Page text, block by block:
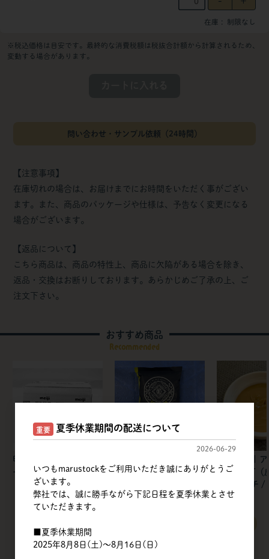
在庫 制限なし
※税込価格は目安です。最終的な消費税額は税抜合計額から計算されるため、
変動する場合があります。
問い合わせ・サンプル依頼（24時間）
【注意事項】
在庫切れの場合は、お届けまでにお時間をいただく事がござい
ます。また、商品のパッケージや仕様は、予告なく変更になる
場合がございます。
【返品について】
こちら商品は、商品の特性上、商品に欠陥がある場合を除き、
返品・交換はお断りしております。あらかじめご了承の上、ご
注文下さい。
おすすめ商品
Recommended
明治 | フレッシュバタ
ー 食塩不使用【冷蔵】
リー
筑波乳業 |
ペーストT（
ンドパウチ /
重要 夏季休業期間の配送について
2026-06-29
いつもmarustockをご利用いただき誠にありがとうご
ざいます。
弊社では、誠に勝手ながら下記日程を夏季休業とさせ
ていただきます。
■夏季休業期間
2025年8月8日(土)～8月16日(日)